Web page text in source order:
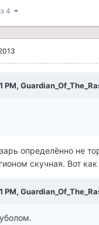
4
PM,
определённо не
скучная. Вот
PM,